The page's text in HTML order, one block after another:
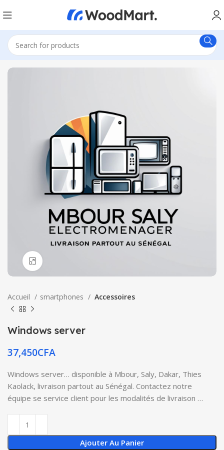
Accueil smartphones Accessoires
Windows server
37,450CFA
Windows server… disponible à Mbour, Saly, Dakar, Thies
Kaolack, livraison partout au Sénégal. Contactez notre
équipe se service client pour les modalités de livraison …
Ajouter Au Panier